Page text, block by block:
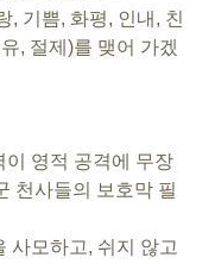
, 기쁨, 화평, 인내, 친
, 절제)를 맺어 가겠
이 영적 공격에 무장
천사들의 보호막 필
사모하고, 쉬지 않고